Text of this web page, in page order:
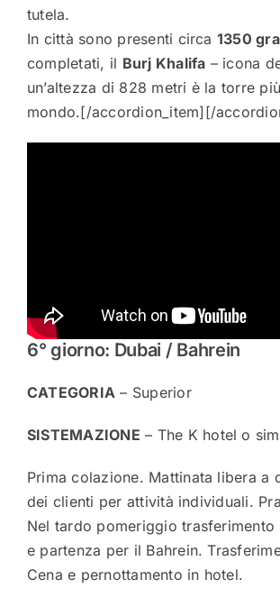
tutela.
In città sono presenti circa 1350
completati, il Burj Khalifa – icona
un’altezza di 828 metri è la torre
mondo.[/accordion_item][/
6° giorno: Dubai / Bahrein
CATEGORIA – Superior
SISTEMAZIONE – The K hotel o
Prima colazione. Mattinata libera a
dei clienti per attività individuali.
Nel tardo pomeriggio trasferimento
e partenza per il Bahrein.
Cena e pernottamento in hotel.